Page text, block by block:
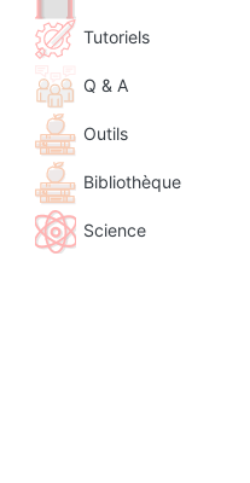
Tutoriels
Q & A
Outils
Bibliothèque
Science